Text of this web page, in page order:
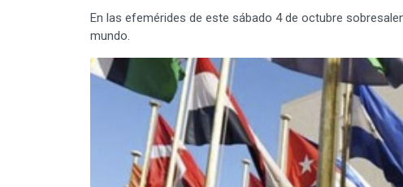
En las efemérides de este sábado 4 de octubre
mundo.